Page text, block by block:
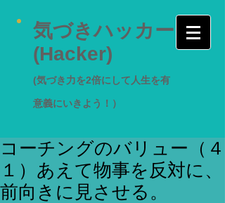
気づきハッカー
(Hacker)
(気づき力を2倍にして人生を有
意義にいきよう！）
コーチングのバリュー（４
１）あえて物事を反対に、
前向きに見させる。